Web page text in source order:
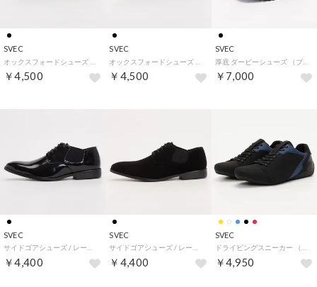
SVEC
￥4,500
SVEC
￥4,500
SVEC
厚底 ダービーシューズ （ブラック）
￥7,000
SVEC
￥4,400
SVEC
￥4,400
SVEC
￥4,950